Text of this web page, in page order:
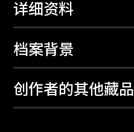
详细资料
档案背景
创作者的其他藏品